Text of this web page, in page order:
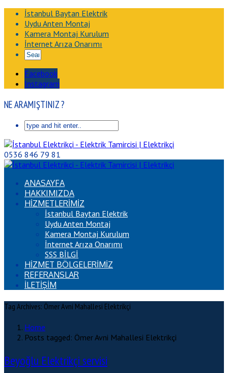
İstanbul Baytan Elektrik
Uydu Anten Montaj
Kamera Montaj Kurulum
İnternet Arıza Onarımı
Facebook
Instagram
NE ARAMIŞTINIZ ?
0536 846 79 81
ANASAYFA
HAKKIMIZDA
HİZMETLERİMİZ
İstanbul Baytan Elektrik
Uydu Anten Montaj
Kamera Montaj Kurulum
İnternet Arıza Onarımı
SSS BİLGİ
HİZMET BÖLGELERİMİZ
REFERANSLAR
İLETİŞİM
Tag Archives: Ömer Avni Mahallesi Elektrikçi
Home
Posts tagged: Ömer Avni Mahallesi Elektrikçi
Beyoğlu Elektrikçi servisi